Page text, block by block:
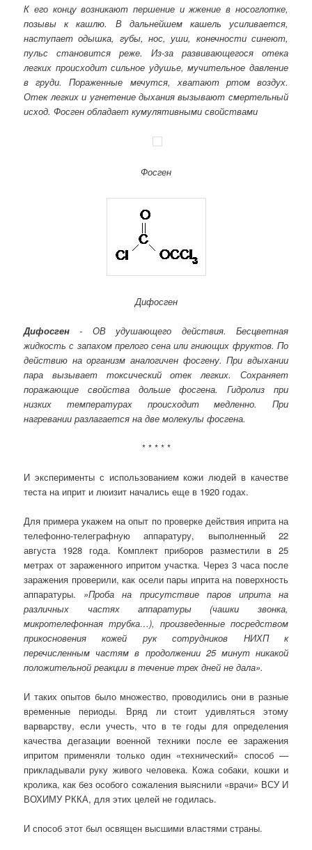
К его концу возникают першение и жжение в носоглотке,
позывы к кашлю. В дальнейшем кашель усиливается,
наступает одышка, губы, нос, уши, конечности синеют,
пульс становится реже. Из-за развивающегося отека
легких происходит сильное удушье, мучительное давление
в груди. Пораженные мечутся, хватают ртом воздух.
Отек легких и угнетение дыхания вызывают смертельный
исход. Фосген обладает кумулятивными свойствами
Фосген
Дифосген
Дифосген - ОВ удушающего действия. Бесцветная
жидкость с запахом прелого сена или гниющих фруктов. По
действию на организм аналогичен фосгену. При вдыхании
пара вызывает токсический отек легких. Сохраняет
поражающие свойства дольше фосгена. Гидролиз при
низких температурах происходит медленно. При
нагревании разлагается на две молекулы фосгена.
* * * * *
И эксперименты с использованием кожи людей в качестве
теста на иприт и люизит начались еще в 1920 годах.
Для примера укажем на опыт по проверке действия иприта на
телефонно-телеграфную аппаратуру, выполненный 22
августа 1928 года. Комплект приборов разместили в 25
метрах от зараженного ипритом участка. Через 3 часа после
заражения проверили, как осели пары иприта на поверхность
аппаратуры. »Проба на присутствие паров иприта на
различных частях аппаратуры (чашки звонка,
микротелефонная трубка…), произведенные посредством
прикосновения кожей рук сотрудников НИХП к
перечисленным частям в продолжении 25 минут никакой
положительной реакции в течение трех дней не дала».
И таких опытов было множество, проводились они в разные
временные периоды. Вряд ли стоит удивляться этому
варварству, если учесть, что в те годы для определения
качества дегазации военной техники после ее заражения
ипритом применяли только один «технический» способ —
прикладывали руку живого человека. Кожа собаки, кошки и
кролика, как без особого сожаления выяснили «врачи» ВСУ И
ВОХИМУ РККА, для этих целей не годилась.
И способ этот был освящен высшими властями страны.